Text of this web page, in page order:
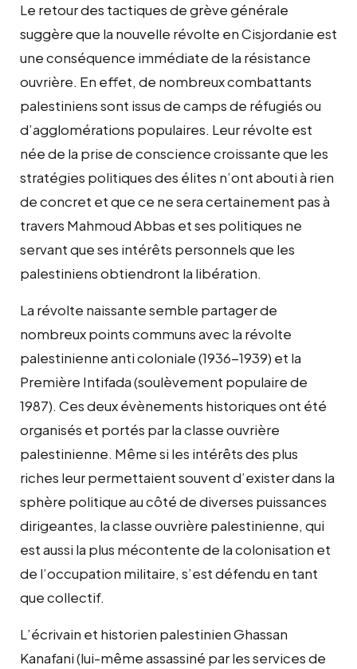
Le retour des tactiques de grève générale
suggère que la nouvelle révolte en Cisjordanie est
une conséquence immédiate de la résistance
ouvrière. En effet, de nombreux combattants
palestiniens sont issus de camps de réfugiés ou
d’agglomérations populaires. Leur révolte est
née de la prise de conscience croissante que les
stratégies politiques des élites n’ont abouti à rien
de concret et que ce ne sera certainement pas à
travers Mahmoud Abbas et ses politiques ne
servant que ses intérêts personnels que les
palestiniens obtiendront la libération.
La révolte naissante semble partager de
nombreux points communs avec la révolte
palestinienne anti coloniale (1936-1939) et la
Première Intifada (soulèvement populaire de
1987). Ces deux évènements historiques ont été
organisés et portés par la classe ouvrière
palestinienne. Même si les intérêts des plus
riches leur permettaient souvent d’exister dans la
sphère politique au côté de diverses puissances
dirigeantes, la classe ouvrière palestinienne, qui
est aussi la plus mécontente de la colonisation et
de l’occupation militaire, s’est défendu en tant
que collectif.
L’écrivain et historien palestinien Ghassan
Kanafani (lui-même assassiné par les services de